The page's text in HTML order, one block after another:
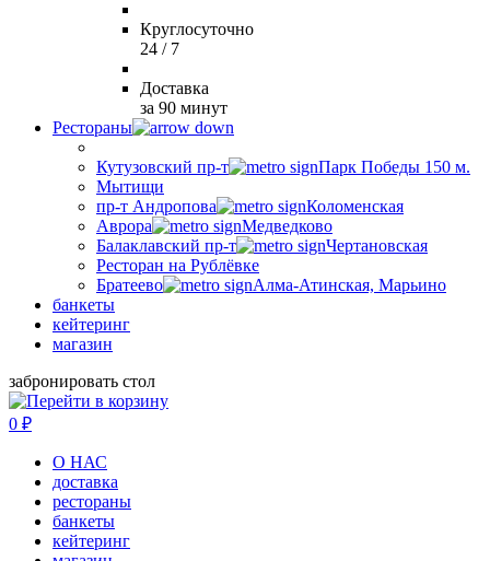
Круглосуточно
24 / 7
Доставка
за 90 минут
Рестораны
Кутузовский пр-т
Парк Победы 150 м.
Мытищи
пр-т Андропова
Коломенская
Аврора
Медведково
Балаклавский пр-т
Чертановская
Ресторан на Рублёвке
Братеево
Алма-Атинская, Марьино
банкеты
кейтеринг
магазин
забронировать стол
0 ₽
О НАС
доставка
рестораны
банкеты
кейтеринг